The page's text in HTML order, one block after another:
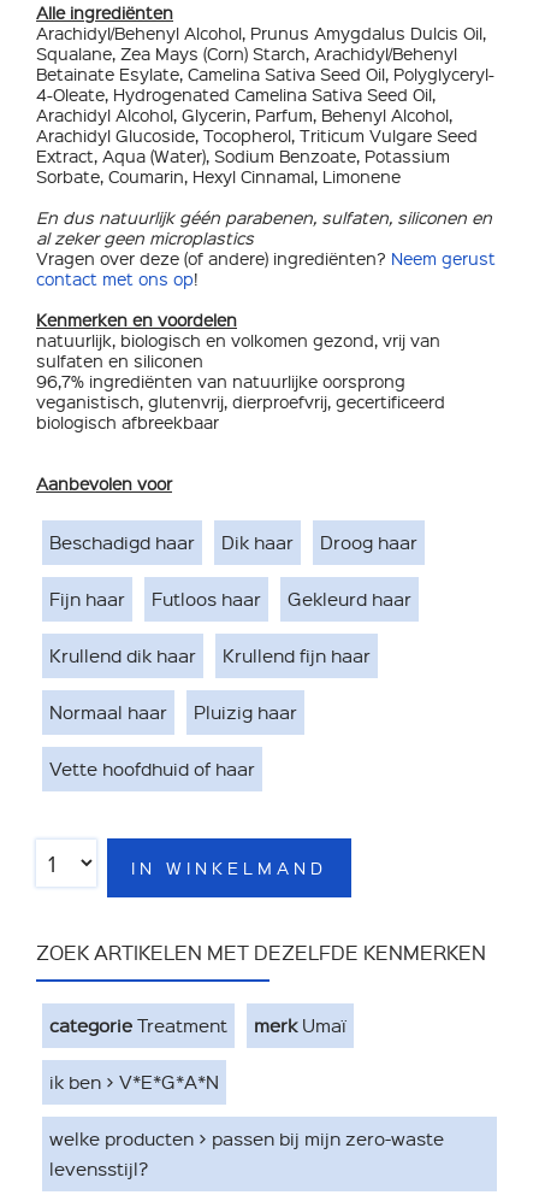
Alle ingrediënten
Arachidyl/Behenyl Alcohol, Prunus Amygdalus Dulcis Oil,
Squalane, Zea Mays (Corn) Starch, Arachidyl/Behenyl
Betainate Esylate, Camelina Sativa Seed Oil, Polyglyceryl-
4-Oleate, Hydrogenated Camelina Sativa Seed Oil,
Arachidyl Alcohol, Glycerin, Parfum, Behenyl Alcohol,
Arachidyl Glucoside, Tocopherol, Triticum Vulgare Seed
Extract, Aqua (Water), Sodium Benzoate, Potassium
Sorbate, Coumarin, Hexyl Cinnamal, Limonene
En dus natuurlijk géén parabenen, sulfaten, siliconen en
al zeker geen microplastics
Vragen over deze (of andere) ingrediënten? Neem gerust
contact met ons op!
Kenmerken en voordelen
natuurlijk, biologisch en volkomen gezond, vrij van
sulfaten en siliconen
96,7% ingrediënten van natuurlijke oorsprong
veganistisch, glutenvrij, dierproefvrij, gecertificeerd
biologisch afbreekbaar
Aanbevolen voor
Beschadigd haar Dik haar Droog haar
Fijn haar Futloos haar Gekleurd haar
Krullend dik haar Krullend fijn haar
Normaal haar Pluizig haar
Vette hoofdhuid of haar
IN WINKELMAND
ZOEK ARTIKELEN MET DEZELFDE KENMERKEN
categorie Treatment merkUmaï
ik ben > V*E*G*A*N
welke producten > passen bij mijn zero-waste
levensstijl?